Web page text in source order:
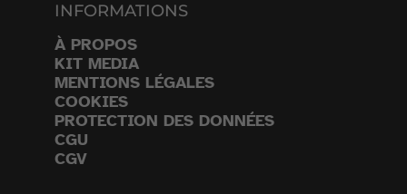
INFORMATIONS
À PROPOS
KIT MEDIA
MENTIONS LÉGALES
COOKIES
PROTECTION DES DONNÉES
CGU
CGV